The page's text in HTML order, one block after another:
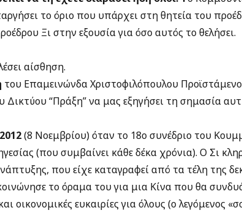
το όριο που υπάρχει στη θητεία του
Ξι στην εξουσία για όσο αυτός το θελήσει.
αίσθηση.
του Επαμεινώνδα Χριστοφιλόπουλου
Δικτύου “Πράξη” να μας εξηγήσει τη σημασία
(8 Νοεμβρίου) όταν το 18ο συνέδριο του
(που συμβαίνει κάθε δέκα χρόνια). Ο Σι
που είχε καταγραφεί από τα τέλη της
το όραμα του για μια Κίνα που θα
οικονομικές ευκαιρίες για όλους (ο λεγόμενος